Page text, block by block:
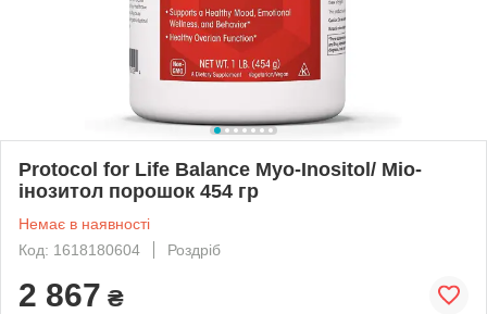
Protocol for Life Balance Myo-Inositol/ Міо-
інозитол порошок 454 гр
Немає в наявності
Код: 1618180604
Роздріб
2 867 ₴